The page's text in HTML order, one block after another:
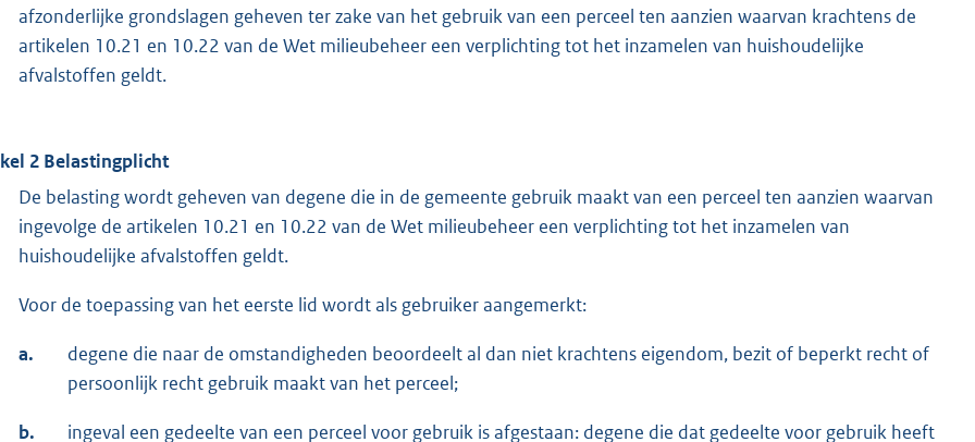
afzonderlijke grondslagen geheven ter zake van het gebruik van een perceel ten aanzien waarvan krachtens de
artikelen 10.21 en 10.22 van de Wet milieubeheer een verplichting tot het inzamelen van huishoudelijke
afvalstoffen geldt.
2 Belastingplicht
De belasting wordt geheven van degene die in de gemeente gebruik maakt van een perceel ten aanzien waarvan
ingevolge de artikelen 10.21 en 10.22 van de Wet milieubeheer een verplichting tot het inzamelen van
huishoudelijke afvalstoffen geldt.
Voor de toepassing van het eerste lid wordt als gebruiker aangemerkt:
a.
degene die naar de omstandigheden beoordeelt al dan niet krachtens eigendom, bezit of beperkt recht of
persoonlijk recht gebruik maakt van het perceel;
b.
ingeval een gedeelte van een perceel voor gebruik is afgestaan: degene die dat gedeelte voor gebruik heeft